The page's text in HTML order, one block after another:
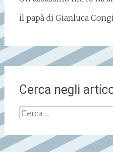
il papà di Gianluca
Cerca negli
Ricerca